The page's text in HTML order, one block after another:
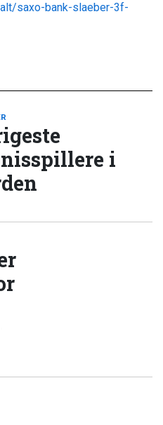
saxo-bank-slaeber-3f-
i